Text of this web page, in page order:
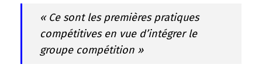
« Ce sont les premières pratiques
compétitives en vue d’intégrer le
groupe compétition »